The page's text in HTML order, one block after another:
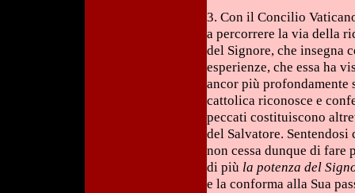
3. Con il Concilio
a percorrere la via della
del Signore, che insegna
esperienze, che essa ha
ancor più profondamente
cattolica riconosce e
peccati costituiscono
del Salvatore. Sentendosi
non cessa dunque di fare
di più la potenza del
e la conforma alla Sua